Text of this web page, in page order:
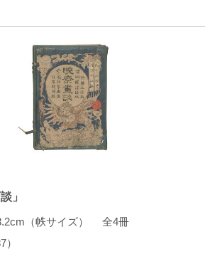
」
（帙サイズ） 全4冊